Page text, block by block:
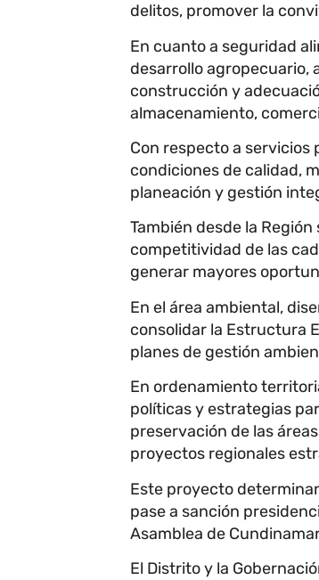
delitos, promover la
En cuanto a seguridad
desarrollo agropecuario,
construcción y
almacenamiento,
Con respecto a servicios
condiciones de calidad,
planeación y gestión
También desde la
competitividad de las
generar mayores
En el área ambiental,
consolidar la Estructura
planes de gestión
En ordenamiento
políticas y estrategias
preservación de las
proyectos regionales
Este proyecto
pase a sanción
Asamblea de
El Distrito y la